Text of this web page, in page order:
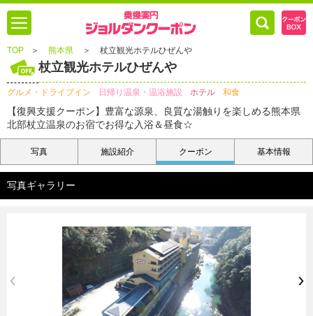
TOP ＞ 熊本県 ＞ 杖立観光ホテルひぜんや
杖立観光ホテルひぜんや
グルメ・ドライブイン 日帰り温泉・温浴施設 ホテル 和食
【復興支援クーポン】豊富な源泉、良質な湯触りを楽しめる熊本県
北部杖立温泉のお宿でお得な入浴＆昼食☆
写真 施設紹介 クーポン 基本情報
写真ギャラリー